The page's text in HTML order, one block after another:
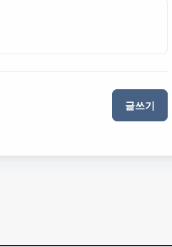
글쓰기